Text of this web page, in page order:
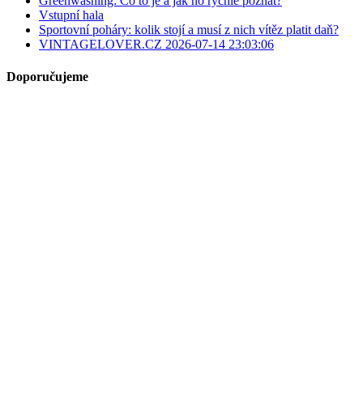
Vstupní hala
Sportovní poháry: kolik stojí a musí z nich vítěz platit daň?
VINTAGELOVER.CZ 2026-07-14 23:03:06
Doporučujeme